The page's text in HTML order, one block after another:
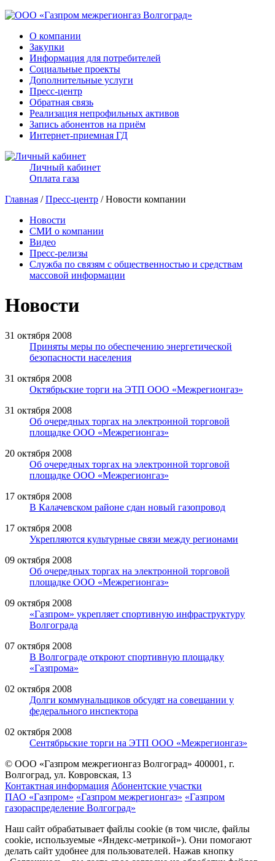
О компании
Закупки
Информация для потребителей
Социальные проекты
Дополнительные услуги
Пресс-центр
Обратная связь
Реализация непрофильных активов
Запись абонентов на приём
Интернет-приемная ГД
Личный кабинет
Оплата газа
Главная /Пресс-центр / Новости компании
Новости
СМИ о компании
Видео
Пресс-релизы
Служба по связям с общественностью и средствам
массовой информации
Новости
31 октября 2008
Приняты меры по обеспечению энергетической
безопасности населения
31 октября 2008
Октябрьские торги на ЭТП ООО «Межрегионгаз»
31 октября 2008
Об очередных торгах на электронной торговой
площадке ООО «Межрегионгаз»
20 октября 2008
Об очередных торгах на электронной торговой
площадке ООО «Межрегионгаз»
17 октября 2008
В Калачевском районе сдан новый газопровод
17 октября 2008
Укрепляются культурные связи между регионами
09 октября 2008
Об очередных торгах на электронной торговой
площадке ООО «Межрегионгаз»
09 октября 2008
«Газпром» укрепляет спортивную инфраструктуру
Волгограда
07 октября 2008
В Волгограде откроют спортивную площадку
«Газпрома»
02 октября 2008
Долги коммунальщиков обсудят на совещании у
федерального инспектора
02 октября 2008
Сентябрьские торги на ЭТП ООО «Межрегионгаз»
© ООО «Газпром межрегионгаз Волгоград» 400001, г.
Волгоград, ул. Ковровская, 13
Контактная информация Абонентские участки
ПАО «Газпром» «Газпром межрегионгаз» «Газпром
газораспределение Волгоград»
Наш сайт обрабатывает файлы cookie (в том числе, файлы
cookie, используемые «Яндекс-метрикой»). Они помогают
делать сайт удобнее для пользователей. Нажав кнопку